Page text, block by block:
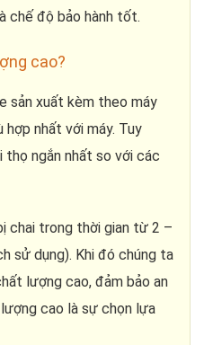
chế độ bảo hành tốt.
cao?
sản xuất kèm theo máy
nhất với máy. Tuy
thọ ngắn nhất so với các
chai trong thời gian từ 2 –
sử dụng). Khi đó chúng ta
lượng cao, đảm bảo an
cao là sự chọn lựa